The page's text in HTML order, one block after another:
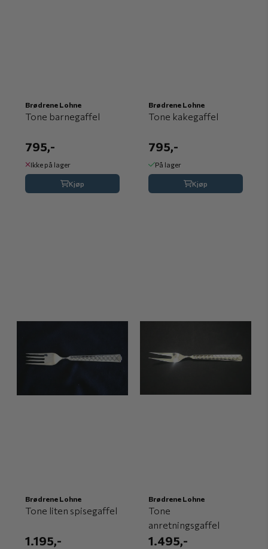
Brødrene Lohne
Tone barnegaffel
795,-
Ikke på lager
Kjøp
Brødrene Lohne
Tone kakegaffel
795,-
På lager
Kjøp
Brødrene Lohne
Tone liten spisegaffel
1.195,-
Brødrene Lohne
Tone
anretningsgaffel
1.495,-